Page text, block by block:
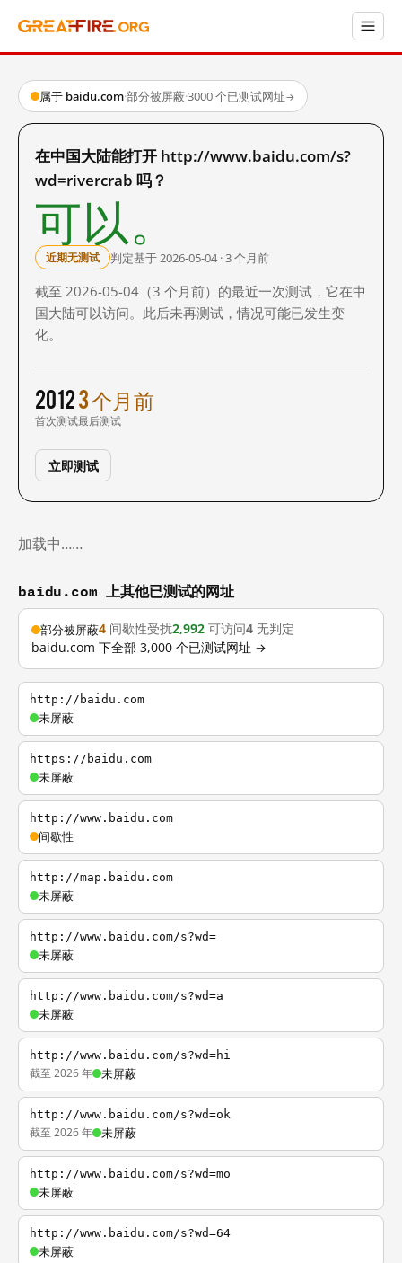
属于 baidu.com·部分被屏蔽·3000 个已测试网址→
在中国大陆能打开 http://www.baidu.com/s?
wd=rivercrab 吗？
可以。
近期无测试 判定基于 2026-05-04 · 3 个月前
截至 2026-05-04（3 个月前）的最近一次测试，它在中
国大陆可以访问。此后未再测试，情况可能已发生变
化。
2012
首次测试
3 个月前
最后测试
立即测试
加载中……
baidu.com 上其他已测试的网址
部分被屏蔽4 间歇性受扰2,992 可访问4 无判定
baidu.com 下全部 3,000 个已测试网址 →
http://baidu.com
未屏蔽
https://baidu.com
未屏蔽
http://www.baidu.com
间歇性
http://map.baidu.com
未屏蔽
http://www.baidu.com/s?wd=
未屏蔽
http://www.baidu.com/s?wd=a
未屏蔽
http://www.baidu.com/s?wd=hi
截至 2026 年 未屏蔽
http://www.baidu.com/s?wd=ok
截至 2026 年 未屏蔽
http://www.baidu.com/s?wd=mo
未屏蔽
http://www.baidu.com/s?wd=64
未屏蔽